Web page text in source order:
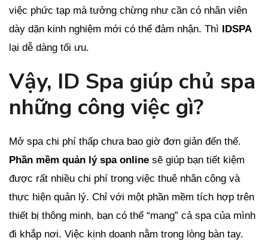
việc phức tạp mà tưởng chừng như cần có nhân viên
dày dặn kinh nghiệm mới có thể đảm nhận. Thì
IDSPA
lại dễ dàng tối ưu.
Vậy, ID Spa giúp chủ spa
những công việc gì?
Mở spa chi phí thấp chưa bao giờ đơn giản đến thế.
Phần mềm quản lý spa online sẽ giúp bạn tiết kiệm
được rất nhiều chi phí trong việc thuê nhân công và
thực hiện quản lý. Chỉ với một phần mềm tích hợp trên
thiết bị thông minh, bạn có thể “mang” cả spa của mình
đi khắp nơi. Việc kinh doanh nằm trong lòng bàn tay.